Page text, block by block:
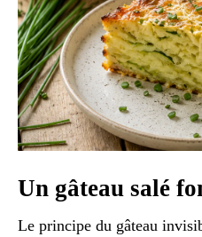
Un gâteau salé
Le principe du gâteau